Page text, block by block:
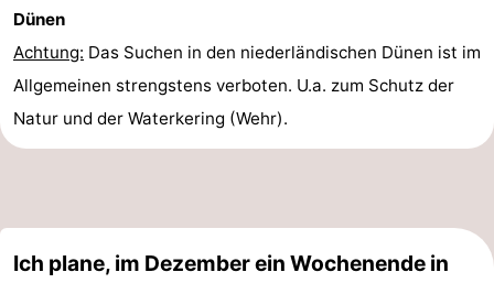
Dünen
Achtung: Das Suchen in den niederländischen Dünen ist im
Allgemeinen strengstens verboten. U.a. zum Schutz der
Natur und der Waterkering (Wehr).
Ich plane, im Dezember ein Wochenende in